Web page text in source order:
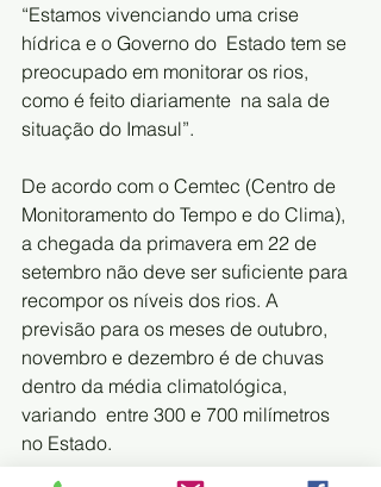
“Estamos vivenciando uma crise
hídrica e o Governo do  Estado tem se
preocupado em monitorar os rios,
como é feito diariamente  na sala de
situação do Imasul”.
De acordo com o Cemtec (Centro de
Monitoramento do Tempo e do Clima),
a chegada da primavera em 22 de
setembro não deve ser suficiente para
recompor os níveis dos rios. A
previsão para os meses de outubro,
novembro e dezembro é de chuvas
dentro da média climatológica,
variando  entre 300 e 700 milímetros
no Estado.